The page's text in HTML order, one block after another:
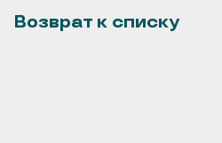
любом случае начнем с
Возврат к списку